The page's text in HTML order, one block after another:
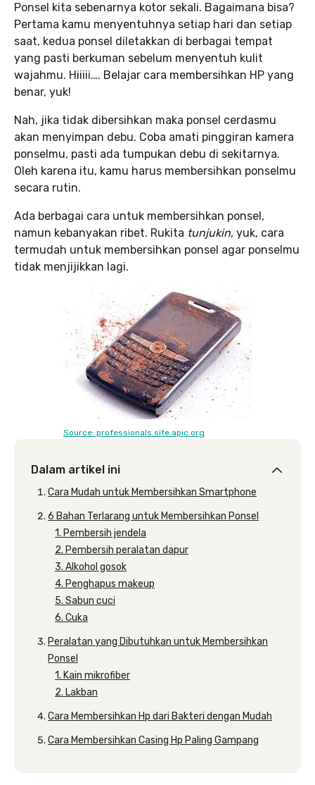
Ponsel kita sebenarnya kotor sekali. Bagaimana bisa?
Pertama kamu menyentuhnya setiap hari dan setiap
saat, kedua ponsel diletakkan di berbagai tempat
yang pasti berkuman sebelum menyentuh kulit
wajahmu. Hiiiii…. Belajar cara membersihkan HP yang
benar, yuk!
Nah, jika tidak dibersihkan maka ponsel cerdasmu
akan menyimpan debu. Coba amati pinggiran kamera
ponselmu, pasti ada tumpukan debu di sekitarnya.
Oleh karena itu, kamu harus membersihkan ponselmu
secara rutin.
Ada berbagai cara untuk membersihkan ponsel,
namun kebanyakan ribet. Rukita tunjukin, yuk, cara
termudah untuk membersihkan ponsel agar ponselmu
tidak menjijikkan lagi.
Source: professionals.site.apic.org
Dalam artikel ini
Cara Mudah untuk Membersihkan Smartphone
6 Bahan Terlarang untuk Membersihkan Ponsel
1. Pembersih jendela
2. Pembersih peralatan dapur
3. Alkohol gosok
4. Penghapus makeup
5. Sabun cuci
6. Cuka
Peralatan yang Dibutuhkan untuk Membersihkan
Ponsel
1. Kain mikrofiber
2. Lakban
Cara Membersihkan Hp dari Bakteri dengan Mudah
Cara Membersihkan Casing Hp Paling Gampang